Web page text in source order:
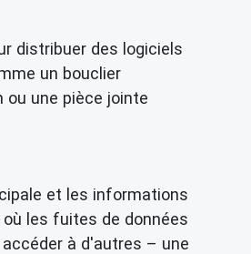
distribuer des logiciels
un bouclier
ou une pièce jointe
et les informations
les fuites de données
à d'autres – une